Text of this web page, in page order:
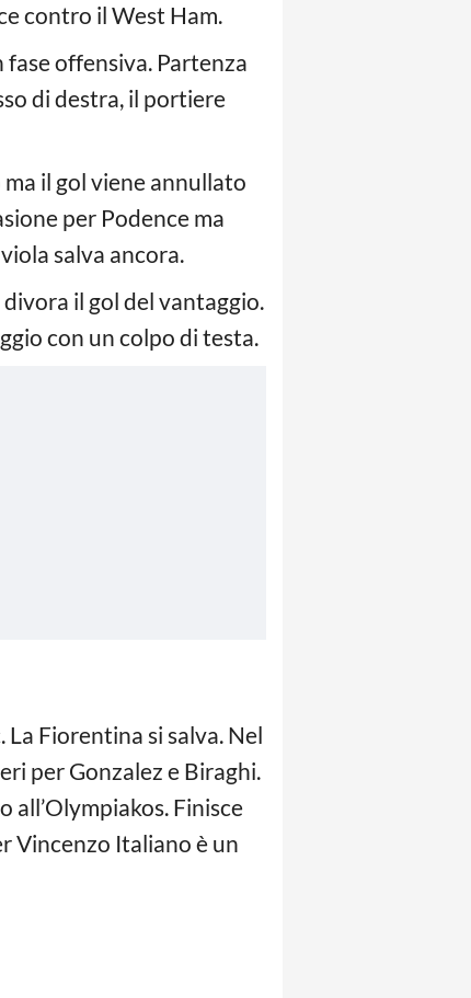
contro il West Ham.
offensiva. Partenza
di destra, il portiere
il gol viene annullato
per Podence ma
salva ancora.
il gol del vantaggio.
con un colpo di testa.
Fiorentina si salva. Nel
per Gonzalez e Biraghi.
all’Olympiakos. Finisce
Vincenzo Italiano è un